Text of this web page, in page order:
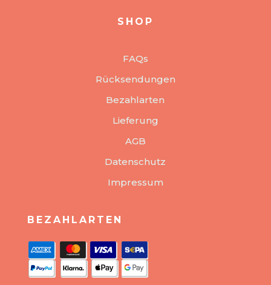
SHOP
FAQs
Rücksendungen
Bezahlarten
Lieferung
AGB
Datenschutz
Impressum
BEZAHLARTEN